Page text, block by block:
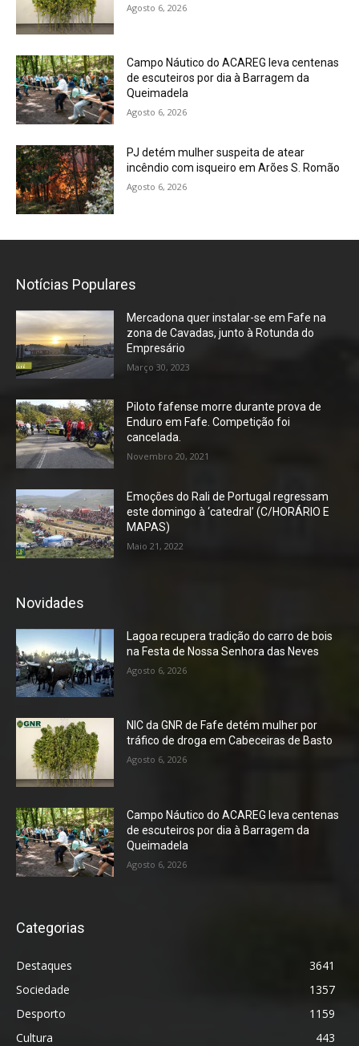
Agosto 6, 2026
Campo Náutico do ACAREG leva centenas
de escuteiros por dia à Barragem da
Queimadela
Agosto 6, 2026
PJ detém mulher suspeita de atear
incêndio com isqueiro em Arões S. Romão
Agosto 6, 2026
Notícias Populares
Mercadona quer instalar-se em Fafe na
zona de Cavadas, junto à Rotunda do
Empresário
Março 30, 2023
Piloto fafense morre durante prova de
Enduro em Fafe. Competição foi
cancelada.
Novembro 20, 2021
Emoções do Rali de Portugal regressam
este domingo à ‘catedral’ (C/HORÁRIO E
MAPAS)
Maio 21, 2022
Novidades
Lagoa recupera tradição do carro de bois
na Festa de Nossa Senhora das Neves
Agosto 6, 2026
NIC da GNR de Fafe detém mulher por
tráfico de droga em Cabeceiras de Basto
Agosto 6, 2026
Campo Náutico do ACAREG leva centenas
de escuteiros por dia à Barragem da
Queimadela
Agosto 6, 2026
Categorias
Destaques
3641
Sociedade
1357
Desporto
1159
Cultura
443